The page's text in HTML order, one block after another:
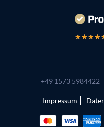
+49 1573 5984422
Impressum